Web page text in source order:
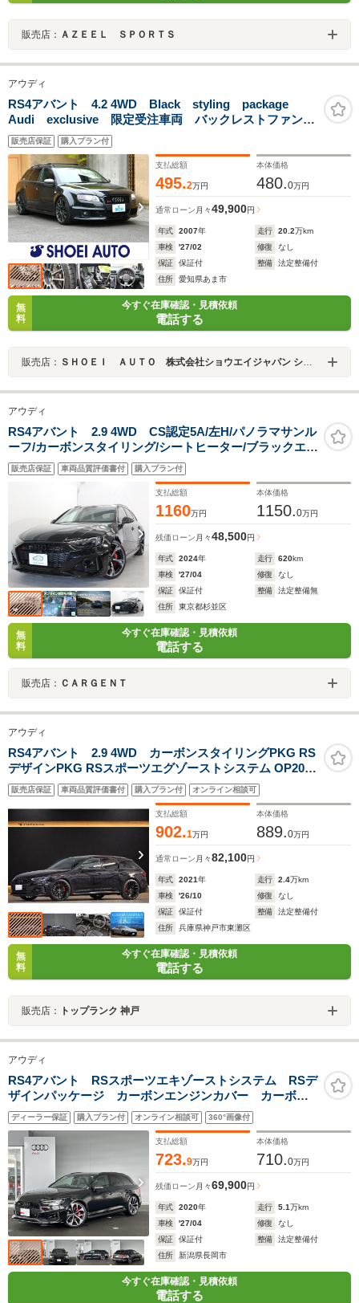
販売店： ＡＺＥＥＬ ＳＰＯＲＴＳ
アウディ
RS4アバント 4.2 4WD Black styling package
Audi exclusive 限定受注車両 バックレストファント
ムブラックRS専用バケットシート ピアノブラックデコ
ラティブパネル RSチタンドアミラー
販売店保証 購入プラン付
支払総額
495.2万円
本体価格
480.0万円
通常ローン 月々49,900円
年式 2007年 走行 20.2万km
車検
'27/02 修復
なし
保証
保証付 整備
法定整備付
住所
愛知県あま市
無
料
今すぐ在庫確認・見積依頼
電話する
販売店： ＳＨＯＥＩ ＡＵＴＯ 株式会社ショウエイジャパン ショウエイオート
アウディ
RS4アバント 2.9 4WD CS認定5A/左H/パノラマサンル
ーフ/カーボンスタイリング/シートヒーター/ブラックエン
ブレム/マトリクスLEDライト/バング&オルフセ
ン/ACC/LKA/BSM/バーチャルコックピット/MMIナ
ビ/DRC付スポーツサス/20インチAW
販売店保証 車両品質評価書付 購入プラン付
支払総額
1160万円
本体価格
1150.0万円
残価ローン 月々48,500円
年式 2024年 走行 620km
車検
'27/04 修復
なし
保証
保証付 整備
法定整備無
住所
東京都杉並区
無
料
今すぐ在庫確認・見積依頼
電話する
販売店： ＣＡＲＧＥＮＴ
アウディ
RS4アバント 2.9 4WD カーボンスタイリングPKG RS
デザインPKG RSスポーツエグゾーストシステム OP20イ
ンチブラックAW レッドキャリパー パノラマSR カーボン
インテリアトリム TVチューナー パークアシストPKG ブ
ラックAudiリング
販売店保証 車両品質評価書付 購入プラン付 オンライン相談可
支払総額
902.1万円
本体価格
889.0万円
通常ローン 月々82,100円
年式 2021年 走行 2.4万km
車検
'26/10 修復
なし
保証
保証付 整備
法定整備付
住所
兵庫県神戸市東灘区
無
料
今すぐ在庫確認・見積依頼
電話する
販売店： トップランク 神戸
アウディ
RS4アバント RSスポーツエキゾーストシステム RSデ
ザインパッケージ カーボンエンジンカバー カーボン
スタイリングパッケージ(グロスブラック) プライバシー
ガラス
ディーラー保証 購入プラン付 オンライン相談可 360°画像付
支払総額
723.9万円
本体価格
710.0万円
残価ローン 月々69,900円
年式 2020年 走行 5.1万km
車検
'27/04 修復
なし
保証
保証付 整備
法定整備付
住所
新潟県長岡市
今すぐ在庫確認・見積依頼
電話する